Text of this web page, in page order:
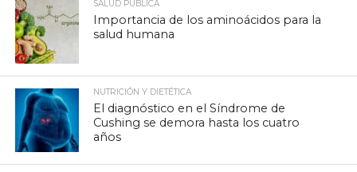
SALUD PÚBLICA
Importancia de los aminoácidos para la
salud humana
NUTRICIÓN Y DIETÉTICA
El diagnóstico en el Síndrome de
Cushing se demora hasta los cuatro
años